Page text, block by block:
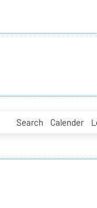
Search Calender